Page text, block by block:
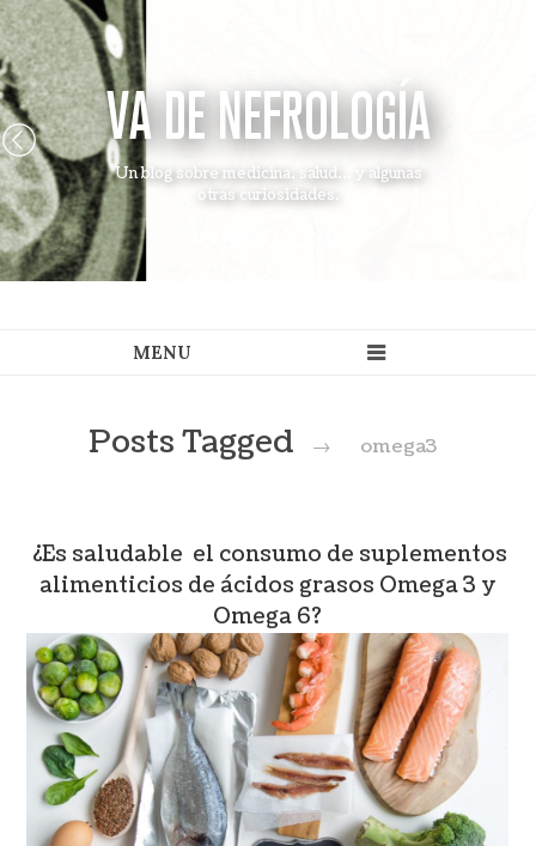
VA DE NEFROLOGÍA
Un blog sobre medicina, salud... y algunas
otras curiosidades.
Posts Tagged → omega3
¿Es saludable el consumo de suplementos
alimenticios de ácidos grasos Omega 3 y
Omega 6?